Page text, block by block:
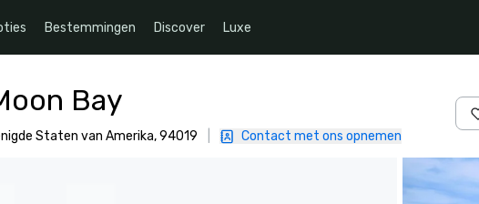
Bestemmingen Discover Luxe
Bay
Staten van Amerika, 94019 Contact met ons opnemen